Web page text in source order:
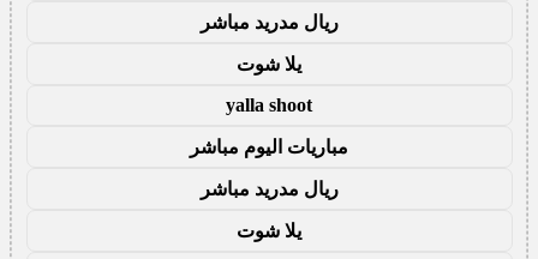
ريال مدريد مباشر
يلا شوت
yalla shoot
مباريات اليوم مباشر
ريال مدريد مباشر
يلا شوت